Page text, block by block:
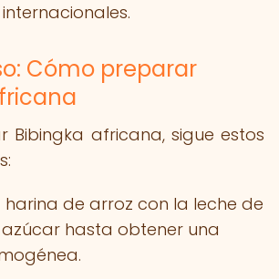
Cómo preparar
Bibingka africana, sigue estos
harina de arroz con la leche de
hasta obtener una